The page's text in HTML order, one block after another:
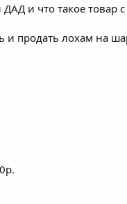
и что такое товар
и продать лохам на